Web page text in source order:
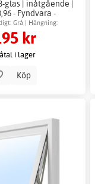
glas | inåtgående |
- Fyndvara -
(bredd x höjd i
10x7
Grå | Hängning:
kr
i lager
Köp